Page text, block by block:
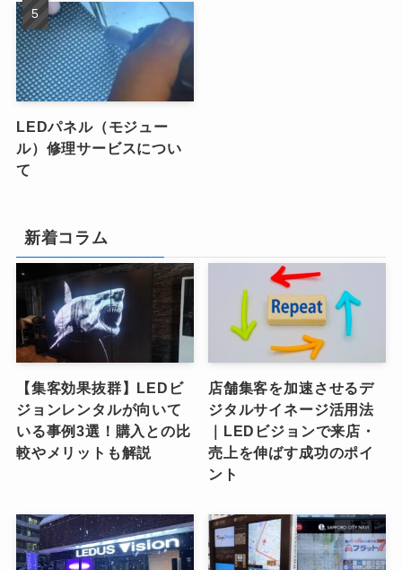
LEDパネル（モジュー
ル）修理サービスについ
て
新着コラム
【集客効果抜群】LEDビ
ジョンレンタルが向いて
いる事例3選！購入との比
較やメリットも解説
店舗集客を加速させるデ
ジタルサイネージ活用法
｜LEDビジョンで来店・
売上を伸ばす成功のポイ
ント